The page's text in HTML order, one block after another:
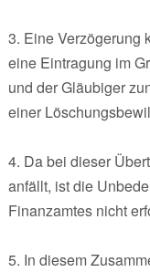
3. Eine Verzögerung
eine Eintragung im
und der Gläubiger
einer
4. Da bei dieser
anfällt, ist die
Finanzamtes nicht
5. In diesem